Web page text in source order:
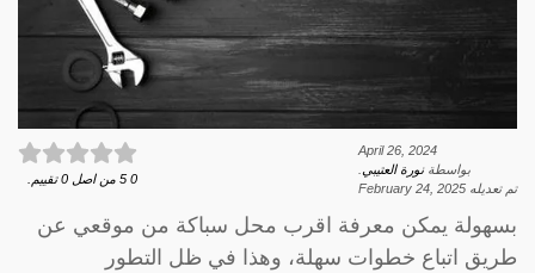
April 26, 2024
بواسطةنورة العتيبي
تم تعديله February 24, 2025
0
5 من اصل 0 تقييم.
بسهولة يمكن معرفة اقرب محل سباكة من موقعي عن
طريق اتباع خطوات سهلة، وهذا في ظل التطور